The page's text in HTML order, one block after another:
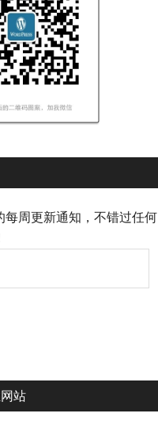
每周更新通知，不错过任何
站